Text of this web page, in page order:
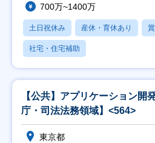
700万~1400万
土日祝休み 産休・育休あり
社宅・住宅補助
【公共】アプリケーション開
庁・司法法務領域】<564>
東京都